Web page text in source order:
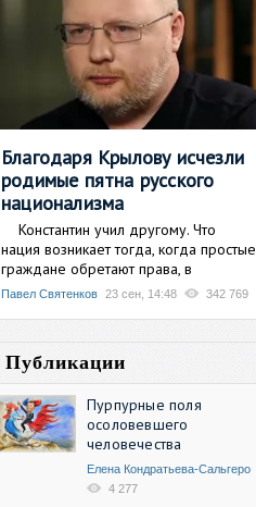
Благодаря Крылову исчезли
родимые пятна русского
национализма
Константин учил другому. Что
нация возникает тогда, когда простые
граждане обретают права, в
Павел Святенков 23 сен, 14:48 342 769
Публикации
Пурпурные поля
осоловевшего
человечества
Елена Кондратьева-Сальгеро
4 277